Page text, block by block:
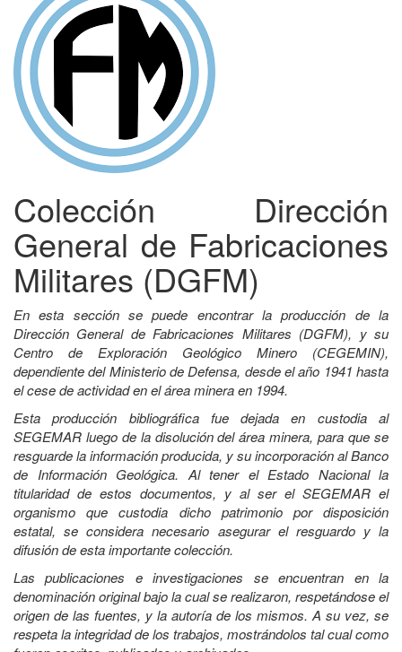
Colección Dirección
General de Fabricaciones
Militares (DGFM)
En esta sección se puede encontrar la producción de la
Dirección General de Fabricaciones Militares (DGFM), y su
Centro de Exploración Geológico Minero (CEGEMIN),
dependiente del Ministerio de Defensa, desde el año 1941 hasta
el cese de actividad en el área minera en 1994.
Esta producción bibliográfica fue dejada en custodia al
SEGEMAR luego de la disolución del área minera, para que se
resguarde la información producida, y su incorporación al Banco
de Información Geológica. Al tener el Estado Nacional la
titularidad de estos documentos, y al ser el SEGEMAR el
organismo que custodia dicho patrimonio por disposición
estatal, se considera necesario asegurar el resguardo y la
difusión de esta importante colección.
Las publicaciones e investigaciones se encuentran en la
denominación original bajo la cual se realizaron, respetándose el
origen de las fuentes, y la autoría de los mismos. A su vez, se
respeta la integridad de los trabajos, mostrándolos tal cual como